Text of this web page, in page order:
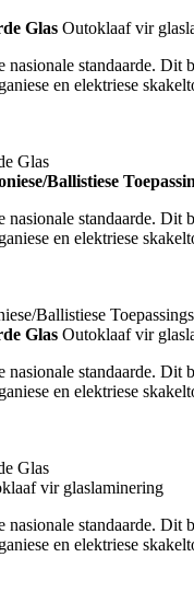
Glas Outoklaaf vir
standaarde.
en elektriese
Ballistiese
standaarde.
en elektriese
Glas Outoklaaf vir
standaarde.
en elektriese
vir glaslaminering
standaarde.
en elektriese